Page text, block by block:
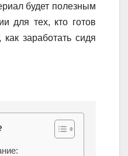
будет полезным
для тех, кто готов
как заработать сидя